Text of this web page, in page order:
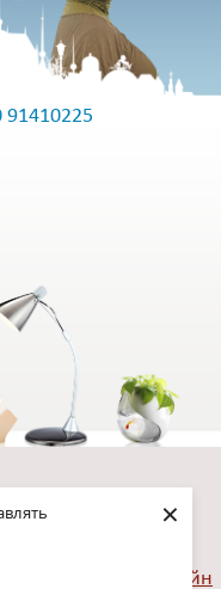
×
91410225
О себе
Веб-дизайн